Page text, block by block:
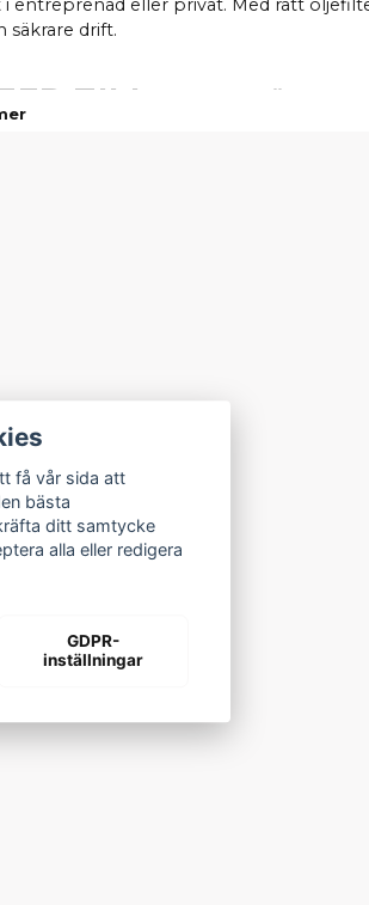
eller privat. Med rätt
drift.
TILL
2
2
8
2
7B
2
PC78US-6, PC78US-8
6
1
8
7K, PC130-8
få vår sida att
bästa
ditt samtycke
alla eller redigera
GDPR-
inställningar